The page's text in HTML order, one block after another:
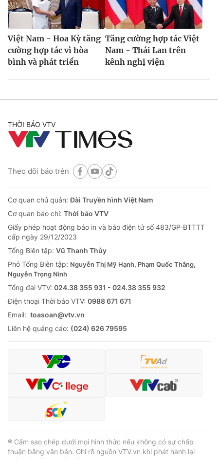
Việt Nam - Hoa Kỳ tăng
cường hợp tác vì hòa
bình và phát triển
Tăng cường hợp tác Việt
Nam - Thái Lan trên
kênh nghị viện
THỜI BÁO VTV
Theo dõi báo trên
Cơ quan chủ quản:Đài Truyền hình Việt Nam
Cơ quan báo chí: Thời báo VTV
Giấy phép hoạt động báo in và báo điện tử số 483/GP-BTTTT
cấp ngày 29/12/2023
Tổng Biên tập: Vũ Thanh Thủy
Phó Tổng Biên tập: Nguyễn Thị Mỹ Hạnh, Phạm Quốc Thắng,
Nguyễn Trọng Ninh
Tổng đài VTV: 024.38 355 931 - 024.38 355 932
Ðiện thoại Thời báo VTV: 0988 671 671
Email: toasoan@vtv.vn
Liên hệ quảng cáo: (024) 626 79595
® Cấm sao chép dưới mọi hình thức nếu không có sự chấp
thuận bằng văn bản. Ghi rõ nguồn VTV.vn khi phát hành lại